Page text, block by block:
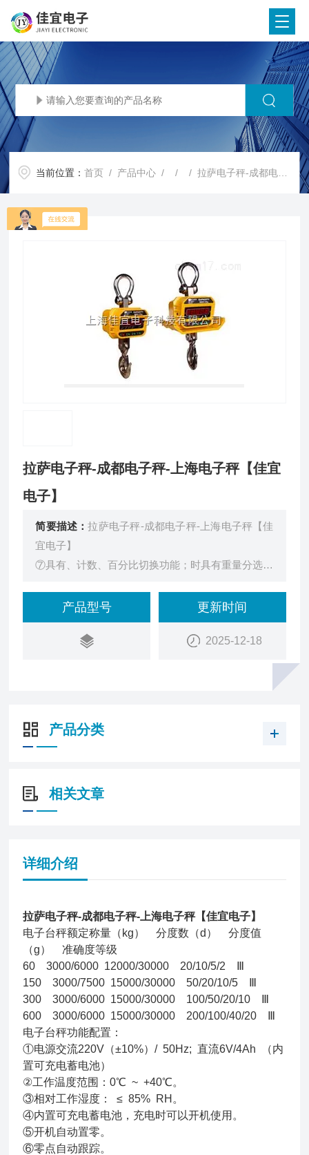
当前位置：首页 / 产品中心 / / / 拉萨电子秤-成都电子秤-上海电子秤【佳宜电子】
拉萨电子秤-成都电子秤-上海电子秤【佳宜
电子】
简要描述：拉萨电子秤-成都电子秤-上海电子秤【佳
宜电子】
⑦具有、计数、百分比切换功能；时具有重量分选功
⑧台面尺寸：350×450mm，450×600mm，600×600
mm
⑨打印机：用于打印重量数据表单
产品型号 更新时间
2025-12-18
产品分类
相关文章
详细介绍
拉萨电子秤-成都电子秤-上海电子秤【佳宜电子】
电子台秤额定称量（kg） 分度数（d） 分度值
（g） 准确度等级
60 3000/6000 12000/30000 20/10/5/2 Ⅲ
150 3000/7500 15000/30000 50/20/10/5 Ⅲ
300 3000/6000 15000/30000 100/50/20/10 Ⅲ
600 3000/6000 15000/30000 200/100/40/20 Ⅲ
电子台秤功能配置：
①电源交流220V（±10%）/ 50Hz; 直流6V/4Ah （内
置可充电蓄电池）
②工作温度范围：0℃ ~ +40℃。
③相对工作湿度： ≤ 85% RH。
④内置可充电蓄电池，充电时可以开机使用。
⑤开机自动置零。
⑥零点自动跟踪。